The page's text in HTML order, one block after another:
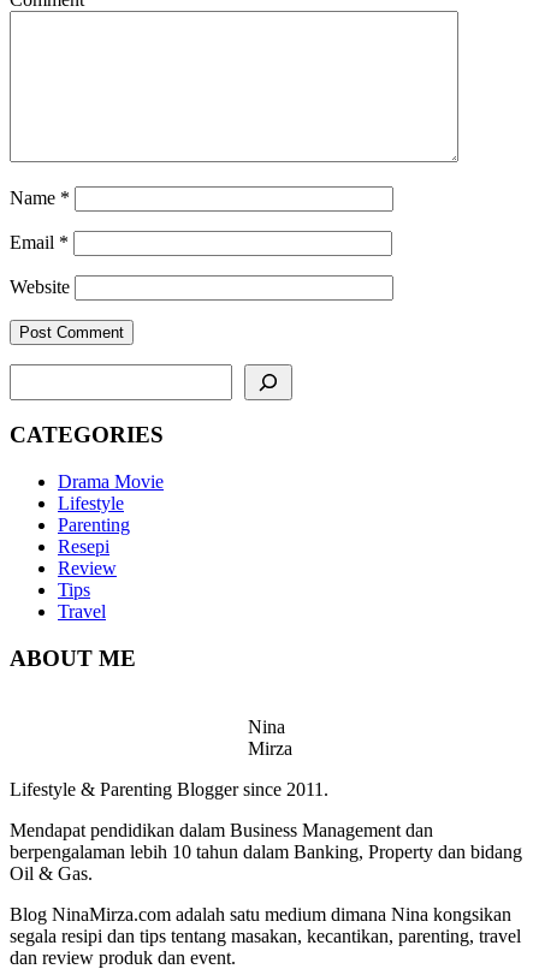
Name *
Email *
Website
CATEGORIES
Drama Movie
Lifestyle
Parenting
Resepi
Review
Tips
Travel
ABOUT ME
Nina
Mirza
Lifestyle & Parenting Blogger since 2011.
Mendapat pendidikan dalam Business Management dan
berpengalaman lebih 10 tahun dalam Banking, Property dan bidang
Oil & Gas.
Blog NinaMirza.com adalah satu medium dimana Nina kongsikan
segala resipi dan tips tentang masakan, kecantikan, parenting, travel
dan review produk dan event.